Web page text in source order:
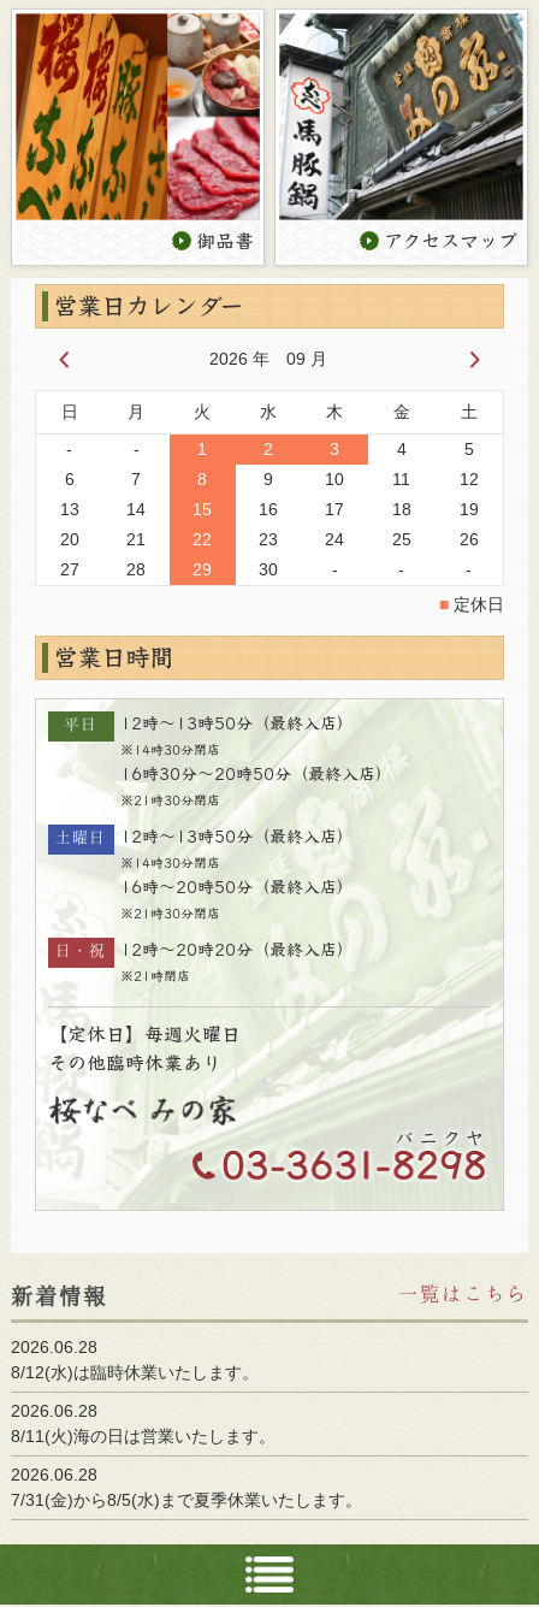
御品書 アクセスマップ
営業日カレンダー
2026 年 09 月
日 月 火 水 木 金
土
-
- 1 2 3 4
5
6
7 8 9 10 11
12
13
14 15 16 17 18
19
20
21 22 23 24 25
26
27
28 29 30 - -
-
■ 定休日
営業日時間
平日 12時～13時50分（最終入店）
※14時30分閉店
16時30分～20時50分（最終入店）
※21時30分閉店
土曜日 12時～13時50分（最終入店）
※14時30分閉店
16時～20時50分（最終入店）
※21時30分閉店
日・祝 12時～20時20分（最終入店）
※21時閉店
【定休日】毎週火曜日
その他臨時休業あり
新着情報 一覧はこちら
2026.06.28
8/12(水)は臨時休業いたします。
2026.06.28
8/11(火)海の日は営業いたします。
2026.06.28
7/31(金)から8/5(水)まで夏季休業いたします。
館内全面禁煙のお知らせ